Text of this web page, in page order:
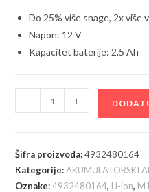
9.900,00 рсд.
Do 25% više snage, 2x više
Napon: 12 V
Kapacitet baterije: 2.5 Ah
Milwaukee
M12
HIGH
OUTPUT
Baterija
- + DODAJ
Šifra proizvoda:4932480164
Kategorije:AKUMULATORSKI
Oznake:4932480164, Li-ion,